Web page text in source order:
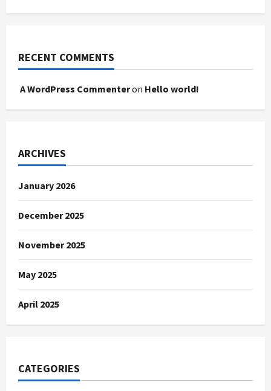
RECENT COMMENTS
A WordPress Commenteron Hello world!
ARCHIVES
January 2026
December 2025
November 2025
May 2025
April 2025
CATEGORIES